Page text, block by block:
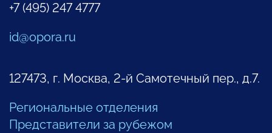
+7 (495) 247 4777
id@opora.ru
127473, г. Москва, 2-й Самотечный пер., д.7.
Региональные отделения
Представители за рубежом